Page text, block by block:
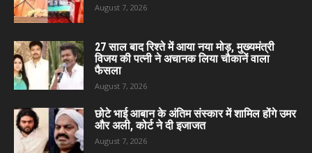
August 7, 2026
27 साल बाद रिश्ते में आया नया मोड़, मुख्यमंत्री
विजय की पत्नी ने अचानक लिया चौकानें वाला
फैसला
August 7, 2026
छोटे भाई आबान के अंतिम संस्कार में शामिल होंगे उमर
और अली, कोर्ट ने दी इजाजत
August 7, 2026